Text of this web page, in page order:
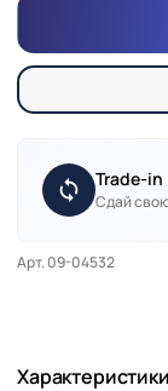
Trade-in
Сдай
Арт. 09-04532
Характеристики